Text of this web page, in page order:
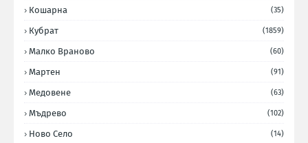
Кошарна (35)
Кубрат (1859)
Малко Враново (60)
Мартен (91)
Медовене (63)
Мъдрево (102)
Ново Село (14)